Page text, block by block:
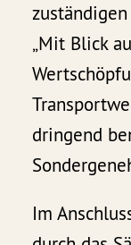
„Mit Blick
dringend
Im